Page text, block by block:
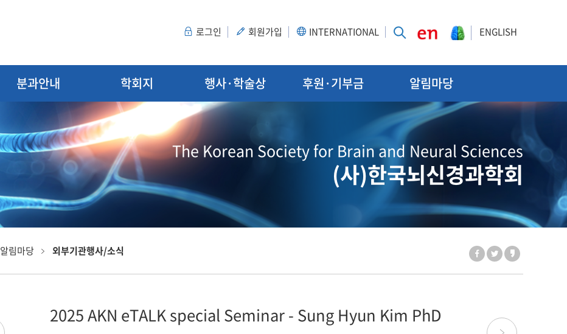
로그인 회원가입 INTERNATIONAL ENGLISH
분과안내 학회지 행사·학술상 후원·기부금 알림마당
The Korean Society for Brain and Neural Sciences
(사)한국뇌신경과학회
알림마당 외부기관행사/소식
2025 AKN eTALK special Seminar - Sung Hyun Kim PhD